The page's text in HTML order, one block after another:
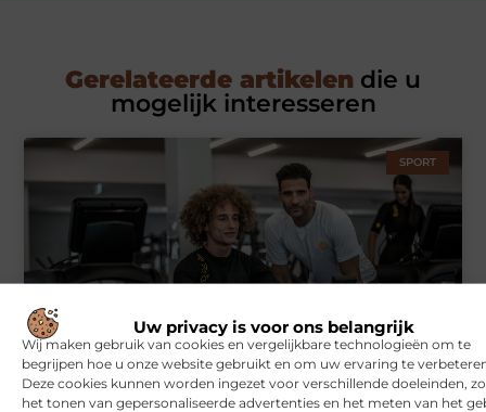
Uw privacy is voor ons belangrijk
Wij maken gebruik van cookies en vergelijkbare technologieën om te
begrijpen hoe u onze website gebruikt en om uw ervaring te
Deze cookies kunnen worden ingezet voor verschillende doeleinden,
het tonen van gepersonaliseerde advertenties en het meten van het
Gerelateerde artikelen die u
mogelijk interesseren
SPORT
Symbiont360: Innovatieve EMS-training in Utrecht voor een
effectieve workout